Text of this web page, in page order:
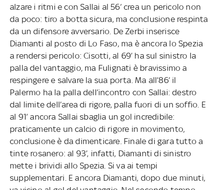
alzare i ritmi e con Sallai al 56’ crea un pericolo non
da poco: tiro a botta sicura, ma conclusione respinta
da un difensore avversario. De Zerbi inserisce
Diamanti al posto di Lo Faso, ma è ancora lo Spezia
a rendersi pericolo: Cisotti, al 69’ ha sul sinistro la
palla del vantaggio, ma Fulignati è bravissimo a
respingere e salvare la sua porta. Ma all’86’ il
Palermo ha la palla dell’incontro con Sallai: destro
dal limite dell’area di rigore, palla fuori di un soffio. E
al 91’ ancora Sallai sbaglia un gol incredibile:
praticamente un calcio di rigore in movimento,
conclusione è da dimenticare. Finale di gara tutto a
tinte rosanero: al 93’, infatti, Diamanti di sinistro
mette i brividi allo Spezia. Si va ai tempi
supplementari. E ancora Diamanti, dopo due minuti,